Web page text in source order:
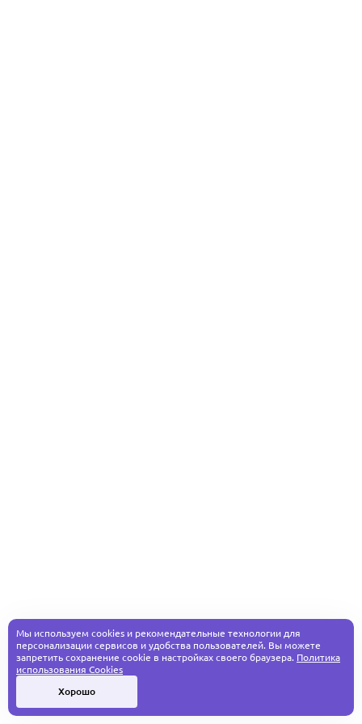
Мы используем cookies и рекомендательные технологии для
персонализации сервисов и удобства пользователей. Вы можете
запретить сохранение cookie в настройках своего браузера. Политика
использования Cookies
Хорошо